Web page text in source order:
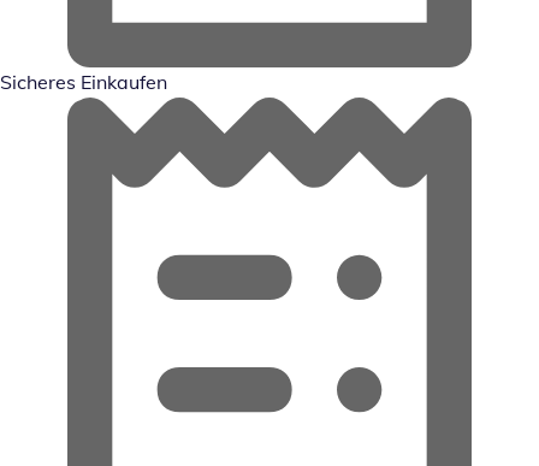
Sicheres Einkaufen